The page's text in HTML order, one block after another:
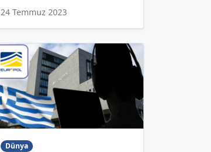
24 Temmuz 2023
Dünya